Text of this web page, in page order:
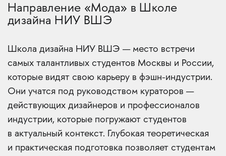
Направление «Мода» в Школе
дизайна НИУ ВШЭ
Школа дизайна НИУ ВШЭ — место встречи
самых талантливых студентов Москвы и России,
которые видят свою карьеру в фэшн-индустрии.
Они учатся под руководством кураторов —
действующих дизайнеров и профессионалов
индустрии, которые погружают студентов
в актуальный контекст. Глубокая теоретическая
и практическая подготовка позволяет студентам